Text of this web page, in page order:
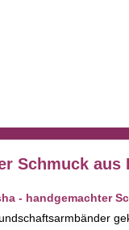
Schmuck aus
- handgemachter